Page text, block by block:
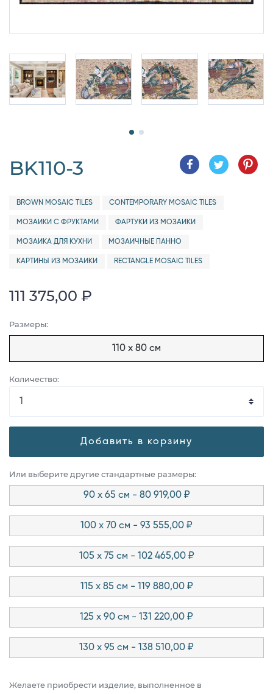
BK110-3
BROWN MOSAIC TILES CONTEMPORARY MOSAIC TILES
МОЗАИКИ С ФРУКТАМИ ФАРТУКИ ИЗ МОЗАИКИ
МОЗАИКА ДЛЯ КУХНИ МОЗАИЧНЫЕ ПАННО
КАРТИНЫ ИЗ МОЗАИКИ RECTANGLE MOSAIC TILES
111 375,00 ₽
Размеры:
110 x 80 см
Количество:
Добавить в корзину
Или выберите другие стандартные размеры:
90 x 65 см - 80 919,00 ₽
100 x 70 см - 93 555,00 ₽
105 x 75 см - 102 465,00 ₽
115 x 85 см - 119 880,00 ₽
125 x 90 см - 131 220,00 ₽
130 x 95 см - 138 510,00 ₽
Желаете приобрести изделие, выполненное в